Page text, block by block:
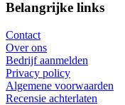
Belangrijke links
Contact
Over ons
Bedrijf aanmelden
Privacy policy
Algemene voorwaarden
Recensie achterlaten